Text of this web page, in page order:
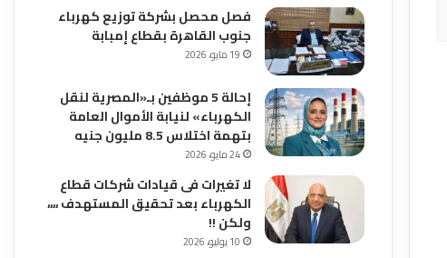
فصل محصل بشركة توزيع كهرباء
جنوب القاهرة بقطاع إمبابة
19 مايو، 2026
إحالة 5 موظفين بـ«المصرية لنقل
الكهرباء» لنيابة الأموال العامة
بتهمة اختلاس 8.5 مليون جنيه
24 مايو، 2026
لا تغيرات فى قيادات شركات قطاع
الكهرباء بعد تحقيق المستهدف ،،،،
ولكن !!
10 يوليو، 2026